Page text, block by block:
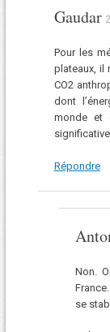
Gaudar
Pour les
plateaux, il
CO2
dont
monde et
Répondre
Non.
se